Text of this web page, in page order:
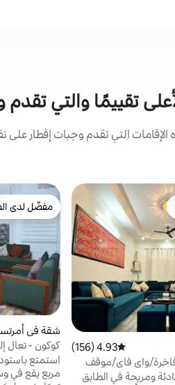
تقييمًا والتي
التي تقدم وجبات إفطار على
لدى الضيوف
متوسط التقييم 4.93 من 5، 156 مراجعات
4.93 (156)
فاخرة/واي فاي/موقف
ومريحة في الطابق
مفضّل لدى
مفضّل لدى
شقة في
كوكون - تعال
مربع يقع في